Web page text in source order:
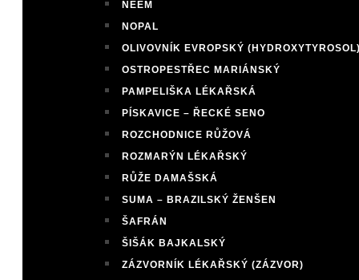
NEEM
NOPAL
OLIVOVNÍK EVROPSKÝ
OSTROPESTŘEC MARIÁNSKÝ
PAMPELIŠKA LÉKAŘSKÁ
PÍSKAVICE – ŘECKÉ SENO
ROZCHODNICE RŮŽOVÁ
ROZMARÝN LÉKAŘSKÝ
RŮŽE DAMAŠSKÁ
SUMA – BRAZILSKÝ ŽENŠEN
ŠAFRÁN
ŠIŠÁK BAJKALSKÝ
ZÁZVORNÍK LÉKAŘSKÝ (ZÁZVOR)